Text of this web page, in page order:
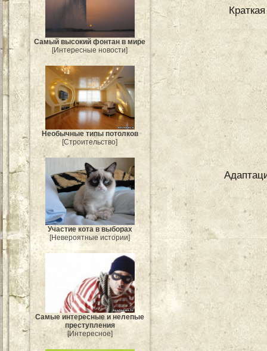
Самый высокий фонтан в мире
[Интересные новости]
Необычные типы потолков
[Строительство]
Участие кота в выборах
[Невероятные истории]
Самые интересные и нелепые
преступления
[Интересное]